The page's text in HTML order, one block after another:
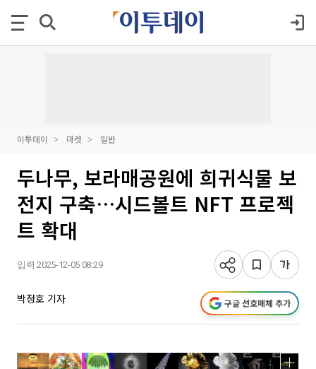
이투데이 마켓 일반
두나무, 보라매공원에 희귀식물 보
전지 구축…시드볼트 NFT 프로젝
트 확대
입력 2025-12-05 08:29
박정호 기자 구글 선호매체 추가